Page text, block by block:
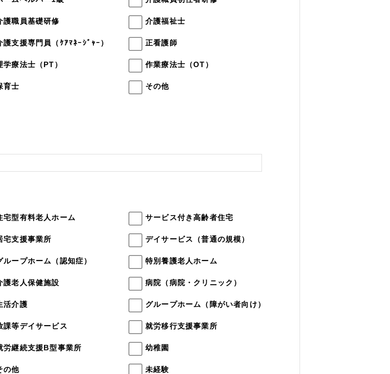
護職員基礎研修 介護福祉士
護支援専門員（ｹｱﾏﾈｰｼﾞｬｰ） 正看護師
学療法士（PT） 作業療法士（OT）
育士 その他
宅型有料老人ホーム サービス付き高齢者住宅
宅支援事業所 デイサービス（普通の規模）
ループホーム（認知症） 特別養護老人ホーム
護老人保健施設 病院（病院・クリニック）
活介護 グループホーム（障がい者向け）
課等デイサービス 就労移行支援事業所
労継続支援B型事業所 幼稚園
の他 未経験